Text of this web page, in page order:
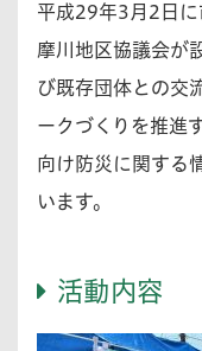
平成29年3月2日
摩川地区協議会が
び既存団体との交
ークづくりを推進
向け防災に関する
います。
活動内容